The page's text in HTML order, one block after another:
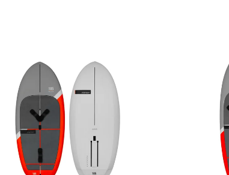
p
r
o
d